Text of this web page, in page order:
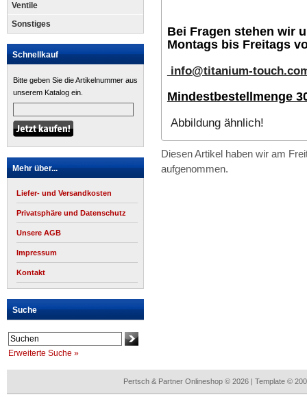
Ventile
Sonstiges
Schnellkauf
Bitte geben Sie die Artikelnummer aus
unserem Katalog ein.
Mehr über...
Liefer- und Versandkosten
Privatsphäre und Datenschutz
Unsere AGB
Impressum
Kontakt
Suche
Erweiterte Suche »
Bei Fragen stehen wir
Montags bis Freitags
info@titanium-
Mindestbestellmenge
Abbildung ähnlich!
Diesen Artikel haben wir am
aufgenommen.
Pertsch & Partner Onlineshop © 2026 | Template ©